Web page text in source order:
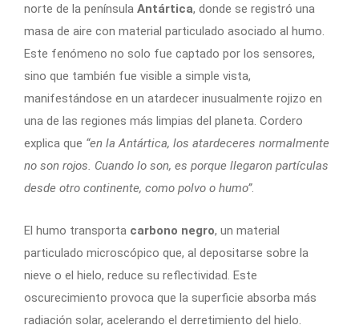
norte de la península Antártica, donde se registró una
masa de aire con material particulado asociado al humo.
Este fenómeno no solo fue captado por los sensores,
sino que también fue visible a simple vista,
manifestándose en un atardecer inusualmente rojizo en
una de las regiones más limpias del planeta. Cordero
explica que “en la Antártica, los atardeceres normalmente
no son rojos. Cuando lo son, es porque llegaron partículas
desde otro continente, como polvo o humo”.
El humo transporta carbono negro, un material
particulado microscópico que, al depositarse sobre la
nieve o el hielo, reduce su reflectividad. Este
oscurecimiento provoca que la superficie absorba más
radiación solar, acelerando el derretimiento del hielo.